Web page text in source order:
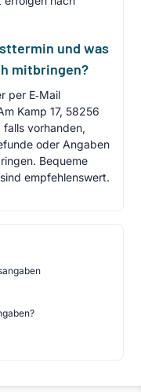
und was
mitbringen?
per E‑Mail
Kamp 17, 58256
falls vorhanden,
oder Angaben
Bequeme
empfehlenswert.